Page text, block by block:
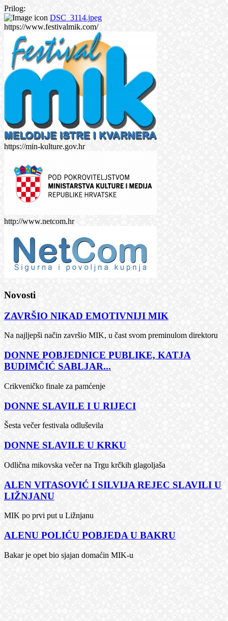
Prilog:
DSC_3114.jpeg
https://www.festivalmik.com/
https://min-kulture.gov.hr
http://www.netcom.hr
Novosti
ZAVRŠIO NIKAD EMOTIVNIJI MIK
Na najljepši način završio MIK, u čast svom preminulom direktoru
DONNE POBJEDNICE PUBLIKE, KATJA
BUDIMČIĆ SABLJAR...
Crikveničko finale za pamćenje
DONNE SLAVILE I U RIJECI
Šesta večer festivala odluševila
DONNE SLAVILE U KRKU
Odlična mikovska večer na Trgu krčkih glagoljaša
ALEN VITASOVIĆ I SILVIJA REJEC SLAVILI U
LIŽNJANU
MIK po prvi put u Ližnjanu
ALENU POLIĆU POBJEDA U BAKRU
Bakar je opet bio sjajan domaćin MIK-u